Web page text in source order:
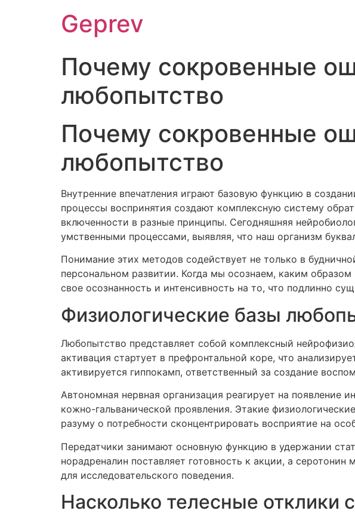
Geprev
Почему сокровенные
любопытство
Почему сокровенные
любопытство
Внутренние впечатления играют базовую функцию в
процессы воспринятия создают комплексную систему
включенности в разные принципы. Сегодняшняя
умственными процессами, выявляя, что наш организм
Понимание этих методов содействует не только в
персональном развитии. Когда мы осознаем, каким
свое осознанность и интенсивность на то, что подлинно
Физиологические базы
Любопытство представляет собой комплексный
активация стартует в префронтальной коре, что
активируется гиппокамп, ответственный за создание
Автономная нервная организация реагирует на
кожно-гальванической проявления. Этакие
разуму о потребности сконцентрировать восприятие на
Передатчики занимают основную функцию в удержании
норадреналин поставляет готовность к акции, а
для исследовательского поведения.
Насколько телесные отклики